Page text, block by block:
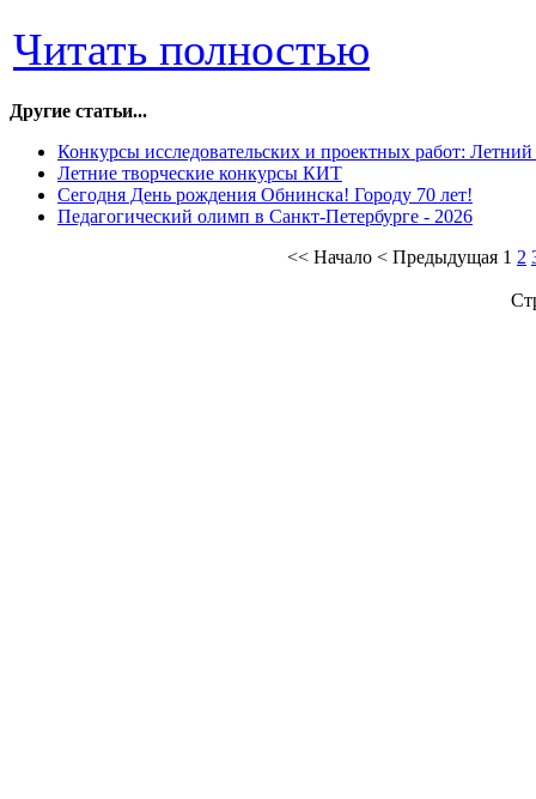
Читать полностью
Другие статьи...
Конкурсы исследовательских и проектных работ: Летний
Летние творческие конкурсы КИТ
Сегодня День рождения Обнинска! Городу 70 лет!
Педагогический олимп в Санкт-Петербурге - 2026
<< Начало < Предыдущая 1 2